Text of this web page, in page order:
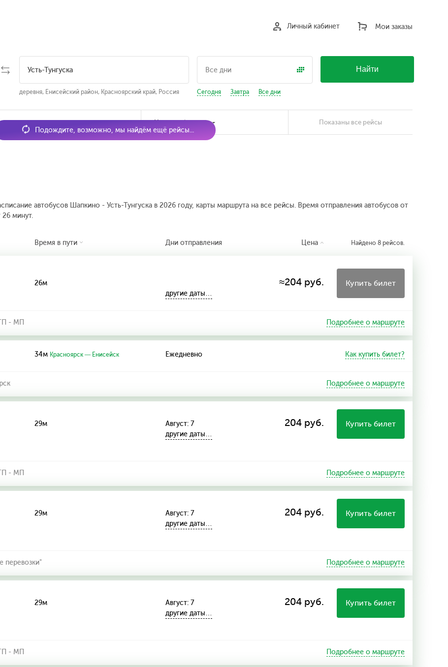
Мои заказы
Личный кабинет
деревня, Енисейский район, Красноярский край, Россия Сегодня Завтра Все дни
Найти
отправления Наличие билетов Показаны все рейсы
автобусов Шапкино - Усть-Тунгуска в 2026 году, карты маршрута на все рейсы. Время отправления автобусов от
минут.
Подождите, возможно, мы найдём ещё рейсы...
Время в пути Дни отправления Цена Найдено 8 рейсов.
26м
другие даты…
≈204 руб. Купить билет
- МП Подробнее о маршруте
34м Красноярск — Енисейск Ежедневно Как купить билет?
Подробнее о маршруте
29м
Август: 7
другие даты…
204 руб. Купить билет
- МП Подробнее о маршруте
29м
Август: 7
другие даты…
204 руб. Купить билет
Подробнее о маршруте
29м
Август: 7
другие даты…
204 руб. Купить билет
- МП Подробнее о маршруте